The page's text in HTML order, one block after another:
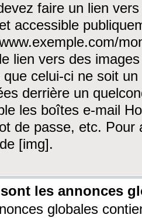
faire un lien
accessible
lien vers des
que celui-ci ne soit
derrière un
les boîtes e-mail
de passe, etc. Pour
[img].
les annonces
globales